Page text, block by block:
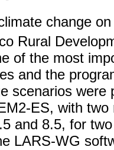
change
Rural
of the most
and the
scenarios were
ES, with
and 8.5, for
LARS-WG